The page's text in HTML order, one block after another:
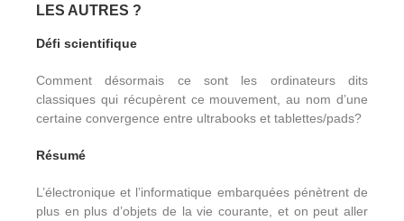
LES AUTRES ?
Défi scientifique
Comment désormais ce sont les ordinateurs dits
classiques qui récupèrent ce mouvement, au nom d’une
certaine convergence entre ultrabooks et tablettes/pads?
Résumé
L’électronique et l’informatique embarquées pénètrent de
plus en plus d’objets de la vie courante, et on peut aller